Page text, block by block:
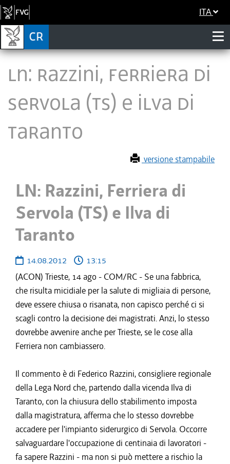
ITA
LN: Razzini, Ferriera di
Servola (TS) e Ilva di
Taranto
versione stampabile
LN: Razzini, Ferriera di
Servola (TS) e Ilva di
Taranto
14.08.2012
13:15
(ACON) Trieste, 14 ago - COM/RC - Se una fabbrica,
che risulta micidiale per la salute di migliaia di persone,
deve essere chiusa o risanata, non capisco perché ci si
scagli contro la decisione dei magistrati. Anzi, lo stesso
dovrebbe avvenire anche per Trieste, se le cose alla
Ferriera non cambiassero.
Il commento è di Federico Razzini, consigliere regionale
della Lega Nord che, partendo dalla vicenda Ilva di
Taranto, con la chiusura dello stabilimento imposta
dalla magistratura, afferma che lo stesso dovrebbe
accadere per l'impianto siderurgico di Servola. Occorre
salvaguardare l'occupazione di centinaia di lavoratori -
fa sapere Razzini - ma non si può mettere a rischio la